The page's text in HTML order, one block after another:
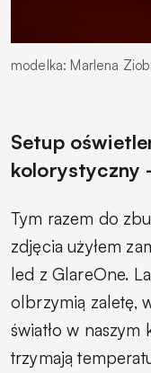
modelka: Marlena
Setup
kolorystyczny
Tym razem do
zdjęcia użyłem
led z GlareOne.
olbrzymią zaletę,
światło w
trzymają